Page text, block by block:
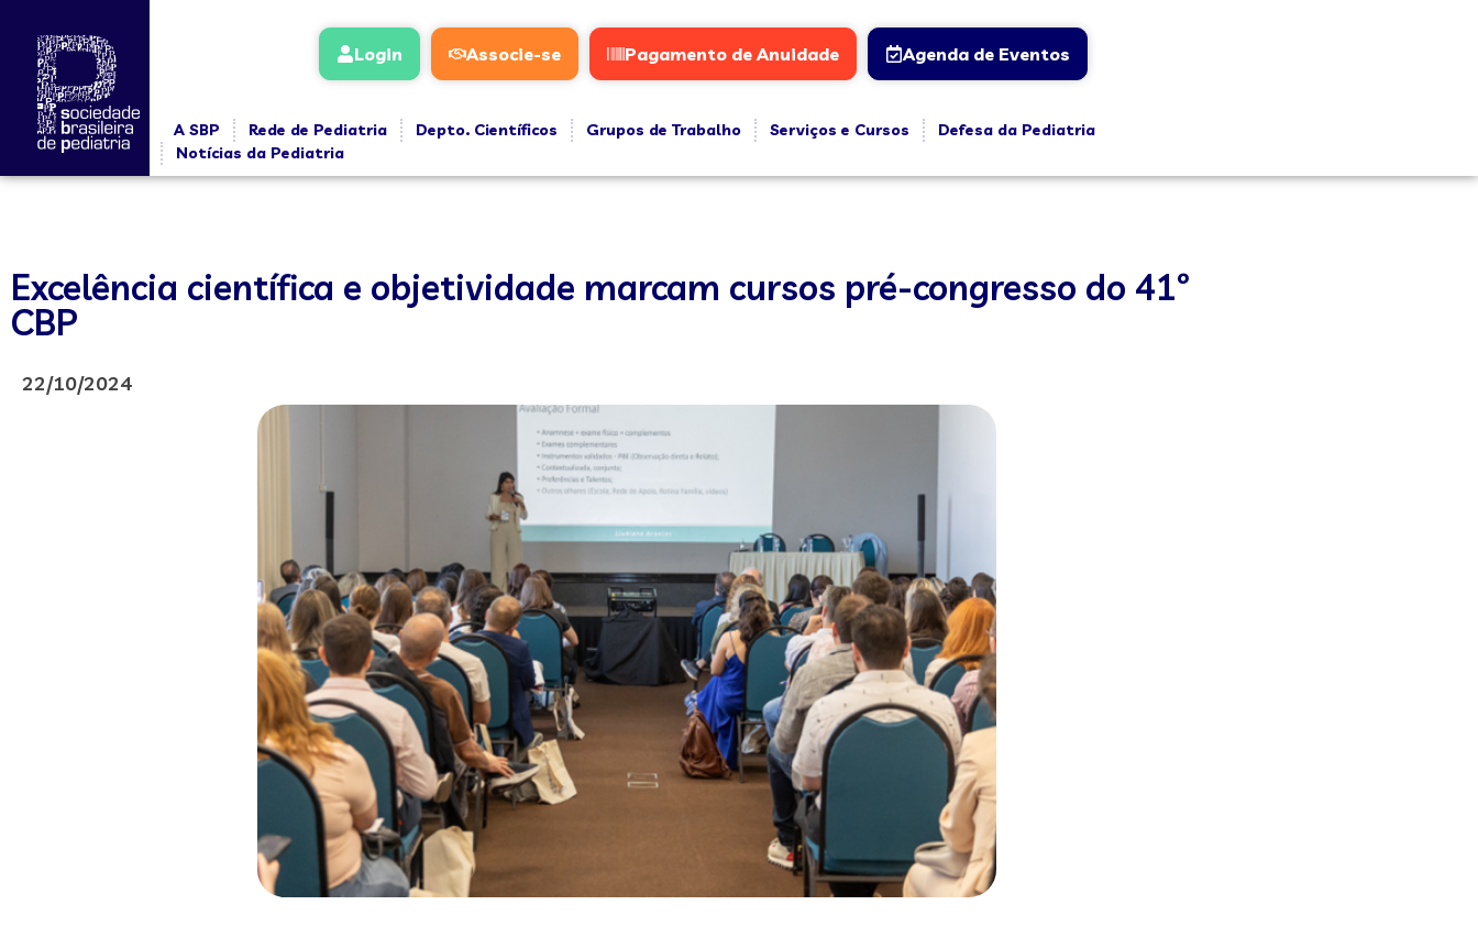
Login Associe-se Pagamento de Anuidade Agenda de Eventos
A SBP Rede de Pediatria Depto. Científicos Grupos de Trabalho Serviços e Cursos
Defesa da Pediatria
Notícias da Pediatria
Excelência científica e objetividade marcam cursos pré-congresso do 41º
CBP
22/10/2024